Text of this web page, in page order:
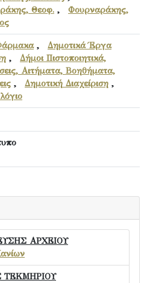
Θεοφ. , Φουρναράκης,
, Δημοτικά Έργα
, Δήμοι Πιστοποιητικά,
Αιτήματα, Βοηθήματα,
, Δημοτική Διαχείριση ,
ΑΡΧΕΙΟΥ
ΤΕΚΜΗΡΙΟΥ